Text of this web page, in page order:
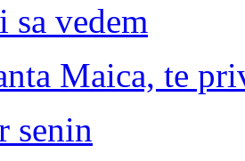
sa vedem
Maica, te
senin